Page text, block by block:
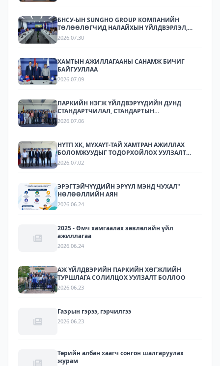
БНСУ-ЫН SUNGHO GROUP КОМПАНИЙН
ТӨЛӨӨЛӨГЧИД НАЛАЙХЫН ҮЙЛДВЭРЛЭЛ,
ТЕХНОЛОГИЙН ПАРКТ АЖИЛЛАЛАА.
2026.07.30
ХАМТЫН АЖИЛЛАГААНЫ САНАМЖ БИЧИГ
БАЙГУУЛЛАА
2026.07.09
ПАРКИЙН НЭГЖ ҮЙЛДВЭРҮҮДИЙН ДУНД
СТАНДАРТЧИЛАЛ, СТАНДАРТЫН
ХЭРЭГЖИЛТИЙН ТАЛААР СУРГАЛТ,
2026.07.06
НҮТП ХК, МҮХАҮТ-ТАЙ ХАМТРАН АЖИЛЛАХ
БОЛОМЖУУДЫГ ТОДОРХОЙЛОХ УУЛЗАЛТ
ЗОХИОН БАЙГУУЛАГДЛАА.
2026.07.02
ЭРЭГТЭЙЧҮҮДИЙН ЭРҮҮЛ МЭНД ЧУХАЛ"
НӨЛӨӨЛЛИЙН АЯН
2026.06.24
2025 - Өмч хамгаалах зөвлөлийн үйл
ажиллагаа
2026.06.24
АЖ ҮЙЛДВЭРИЙН ПАРКИЙН ХӨГЖЛИЙН
ТУРШЛАГА СОЛИЛЦОХ УУЛЗАЛТ БОЛЛОО
2026.06.23
Газрын гэрээ, гэрчилгээ
2026.06.23
Төрийн албан хаагч сонгон шалгаруулах
журам